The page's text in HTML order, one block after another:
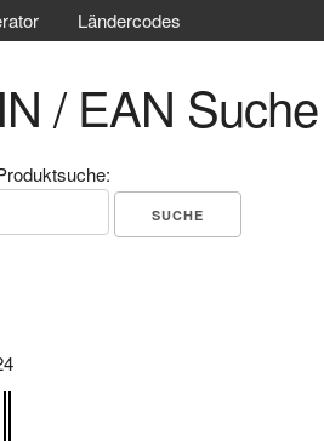
Ländercodes
/ EAN Suche